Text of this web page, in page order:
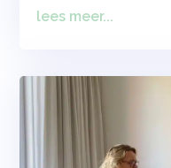
lees meer...